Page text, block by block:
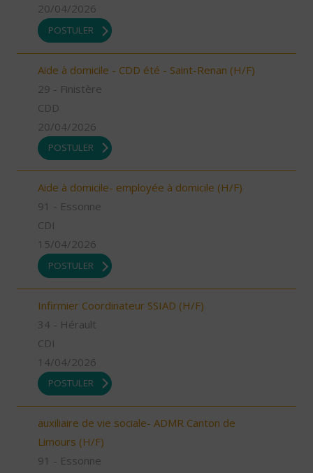
20/04/2026
POSTULER
Aide à domicile - CDD été - Saint-Renan (H/F)
29 - Finistère
CDD
20/04/2026
POSTULER
Aide à domicile- employée à domicile (H/F)
91 - Essonne
CDI
15/04/2026
POSTULER
Infirmier Coordinateur SSIAD (H/F)
34 - Hérault
CDI
14/04/2026
POSTULER
auxiliaire de vie sociale- ADMR Canton de
Limours (H/F)
91 - Essonne